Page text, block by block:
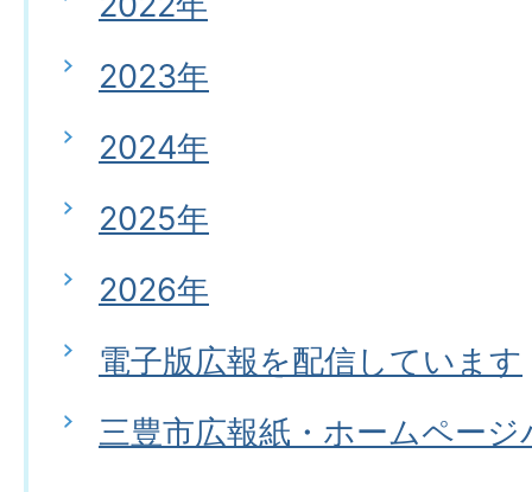
2023年
2024年
2025年
2026年
電子版広報を配信しています
三豊市広報紙・ホームペー